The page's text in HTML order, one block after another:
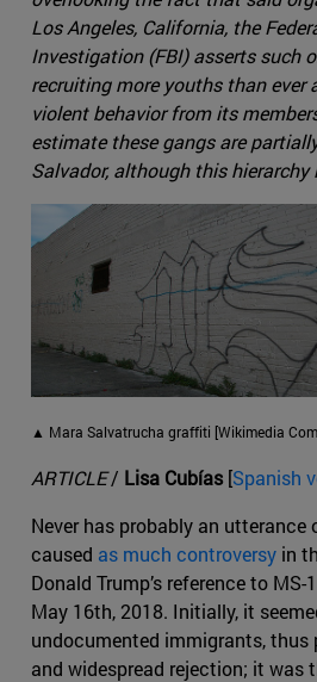
Los Angeles, California, the
Investigation (FBI) asserts such
recruiting more youths than ever
violent behavior from its
estimate these gangs are
Salvador, although this hierarchy
▲ Mara Salvatrucha graffiti [Wikimedia
ARTICLE/ Lisa Cubías [Spanish
Never has probably an utterance
caused as much controversy in
Donald Trump’s reference to
May 16th, 2018. Initially, it
undocumented immigrants, thus
and widespread rejection; it was